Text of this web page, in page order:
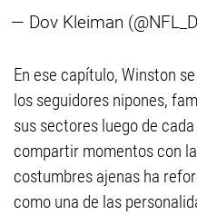
— Dov Kleiman
En ese capítulo, Winston
los seguidores nipones,
sus sectores luego de
compartir momentos con
costumbres ajenas ha
como una de las